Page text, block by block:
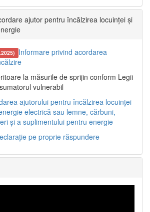
ajutor pentru încălzirea locuinței și
Informare privind acordarea
la măsurile de sprijin conform Legii
vulnerabil
ajutorului pentru încălzirea locuinței
electrică sau lemne, cărbuni,
și a suplimentului pentru energie
pe proprie răspundere